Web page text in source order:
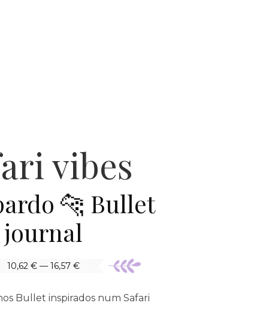
vibes
🐆 Bullet
journal
10,62 € — 16,57 €
Bullet inspirados num Safari